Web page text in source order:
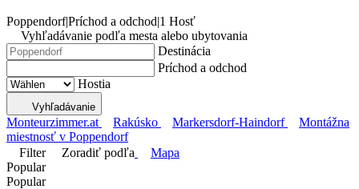
Poppendorf|Príchod a odchod|1 Hosť
Vyhľadávanie podľa mesta alebo ubytovania
Destinácia
Príchod a odchod
Hostia
Vyhľadávanie
Monteurzimmer.at Rakúsko Markersdorf-Haindorf
Montážna
miestnosť v Poppendorf
Filter
Zoradiť podľa
Mapa
Popular
Popular